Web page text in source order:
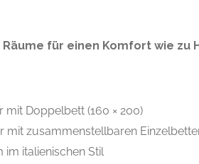
für einen Komfort wie zu
mit Doppelbett (160 × 200)
mit zusammenstellbaren
im italienischen Stil